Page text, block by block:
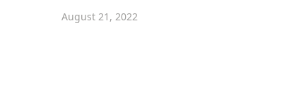
August 21, 2022